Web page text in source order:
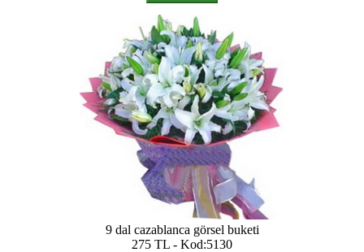
9 dal cazablanca görsel buketi
275 TL - Kod:5130